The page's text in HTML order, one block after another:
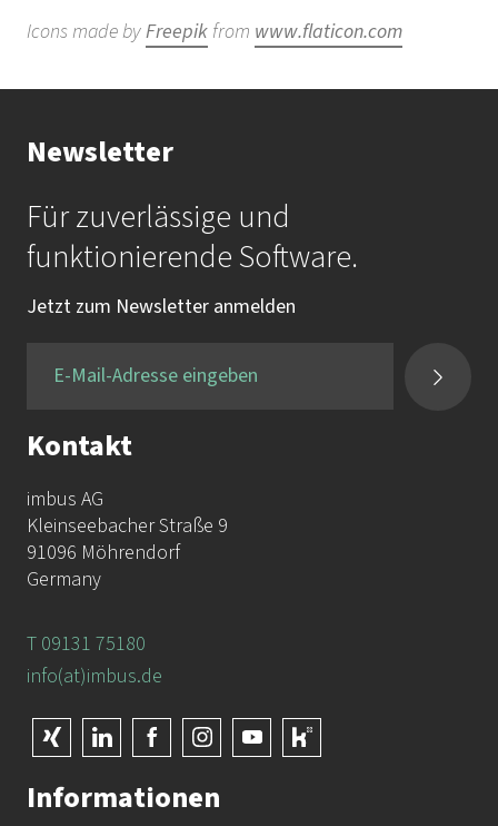
Icons made byFreepik from www.flaticon.com
Newsletter
Für zuverlässige und
funktionierende Software.
Jetzt zum Newsletter anmelden
Kontakt
imbus AG
Kleinseebacher Straße 9
91096 Möhrendorf
Germany
T 09131 75180
info(at)imbus.de
Informationen